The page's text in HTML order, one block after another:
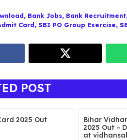
, Bank Jobs, Bank Recruitment
Card, SBI PO Group Exercise,
POST
2025 Out
Bihar
2025 Out –
at